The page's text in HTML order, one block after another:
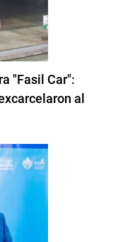
"Fasil Car":
al